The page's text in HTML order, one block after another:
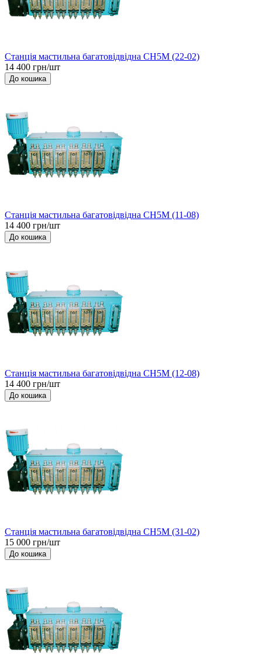
Станція мастильна багатовідвідна СН5М (22-02)
14 400 грн/шт
До кошика
Станція мастильна багатовідвідна СН5М (11-08)
14 400 грн/шт
До кошика
Станція мастильна багатовідвідна СН5М (12-08)
14 400 грн/шт
До кошика
Станція мастильна багатовідвідна СН5М (31-02)
15 000 грн/шт
До кошика